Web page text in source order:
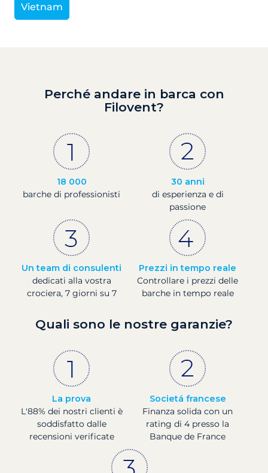
Vietnam
Perché andare in barca con
Filovent?
18 000
barche di professionisti
30 anni
di esperienza e di
passione
Un team di consulenti
dedicati alla vostra
crociera, 7 giorni su 7
Prezzi in tempo reale
Controllare i prezzi delle
barche in tempo reale
Quali sono le nostre garanzie?
La prova
L'88% dei nostri clienti è
soddisfatto dalle
recensioni verificate
Societá francese
Finanza solida con un
rating di 4 presso la
Banque de France